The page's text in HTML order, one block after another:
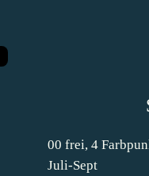
00 frei, 4
Juli-Sept